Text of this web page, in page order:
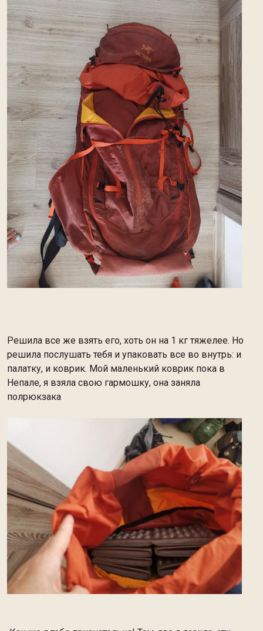
Решила все же взять его, хоть он на 1 кг тяжелее. Но
решила послушать тебя и упаковать все во внутрь: и
палатку, и коврик. Мой маленький коврик пока в
Непале, я взяла свою гармошку, она заняла
полрюкзака